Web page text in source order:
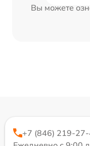
Вы можете
+7 (846) 219-